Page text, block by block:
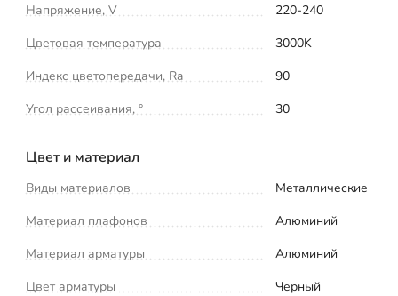
Напряжение, V
220-240
Цветовая температура
3000K
Индекс цветопередачи, Ra
90
Угол рассеивания, °
30
Цвет и материал
Виды материалов
Металлические
Материал плафонов
Алюминий
Материал арматуры
Алюминий
Цвет арматуры
Черный